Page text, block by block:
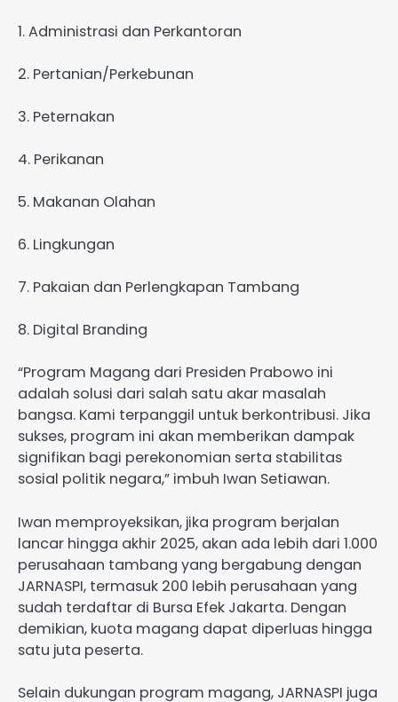
1. Administrasi dan Perkantoran
2. Pertanian/Perkebunan
3. Peternakan
4. Perikanan
5. Makanan Olahan
6. Lingkungan
7. Pakaian dan Perlengkapan Tambang
8. Digital Branding
“Program Magang dari Presiden Prabowo ini
adalah solusi dari salah satu akar masalah
bangsa. Kami terpanggil untuk berkontribusi. Jika
sukses, program ini akan memberikan dampak
signifikan bagi perekonomian serta stabilitas
sosial politik negara,” imbuh Iwan Setiawan.
Iwan memproyeksikan, jika program berjalan
lancar hingga akhir 2025, akan ada lebih dari 1.000
perusahaan tambang yang bergabung dengan
JARNASPI, termasuk 200 lebih perusahaan yang
sudah terdaftar di Bursa Efek Jakarta. Dengan
demikian, kuota magang dapat diperluas hingga
satu juta peserta.
Selain dukungan program magang, JARNASPI juga